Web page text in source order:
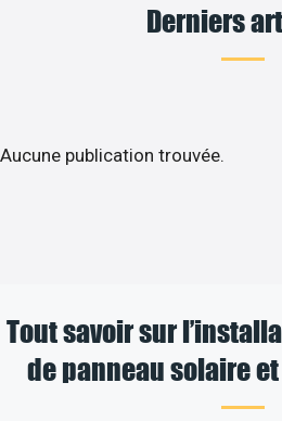
Derniers
Aucune publication trouvée.
Tout savoir sur
de panneau solaire